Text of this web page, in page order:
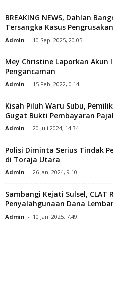
BREAKING NEWS, Dahlan
Tersangka Kasus
Admin - 10 Sep. 2025, 20.05
Mey Christine Laporkan Akun
Pengancaman
Admin - 15 Feb. 2022, 0.14
Kisah Piluh Waru Subu,
Gugat Bukti Pembayaran
Admin - 20 Juli 2024, 14.34
Polisi Diminta Serius Tindak
di Toraja Utara
Admin - 26 Jan. 2024, 9.10
Sambangi Kejati Sulsel, CLAT
Penyalahgunaan Dana
Admin - 10 Jan. 2025, 7.49